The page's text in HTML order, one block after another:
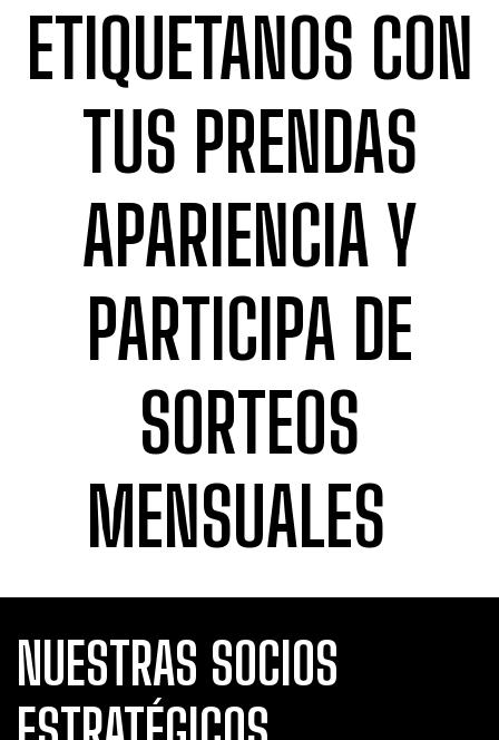
ETIQUETANOS CON
TUS PRENDAS
APARIENCIA Y
PARTICIPA DE
SORTEOS
MENSUALES
NUESTRAS SOCIOS